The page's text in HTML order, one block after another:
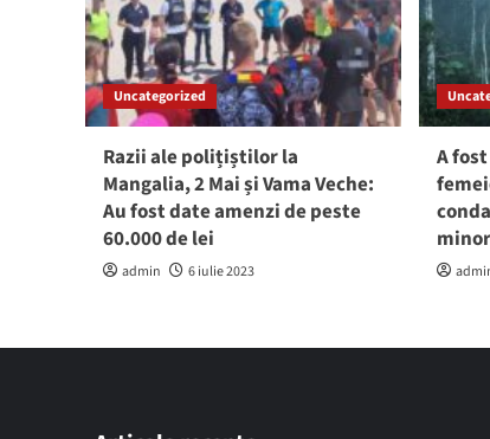
Uncategorized
Razii ale polițiștilor la
Mangalia, 2 Mai și Vama Veche:
Au fost date amenzi de peste
60.000 de lei
admin 6 iulie 2023
A